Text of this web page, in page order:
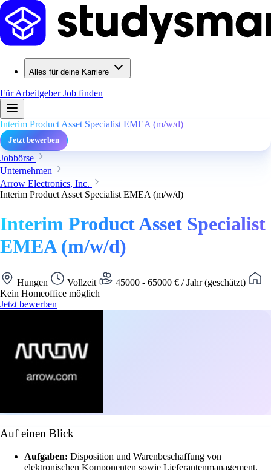
Alles für deine Karriere
Für ArbeitgeberJob finden
Interim Product Asset Specialist EMEA (m/w/d)
Jetzt bewerben
Jobbörse
Unternehmen
Arrow Electronics, Inc.
Interim Product Asset Specialist EMEA (m/w/d)
Interim Product Asset Specialist
EMEA (m/w/d)
Hungen Vollzeit
45000 - 65000 € / Jahr (geschätzt)
Kein Homeoffice möglich
Jetzt bewerben
Auf einen Blick
Aufgaben: Disposition und Warenbeschaffung von
elektronischen Komponenten sowie Lieferantenmanagement.